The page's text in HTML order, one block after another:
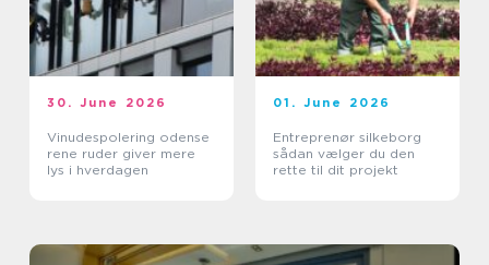
30. June 2026
Vinudespolering odense
rene ruder giver mere
lys i hverdagen
01. June 2026
Entreprenør silkeborg
sådan vælger du den
rette til dit projekt